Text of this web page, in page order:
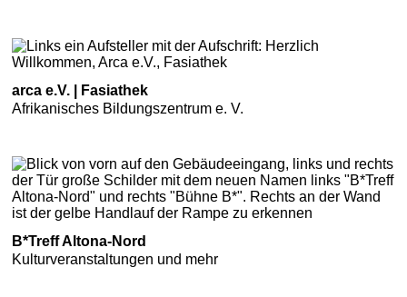
arca e.V. | Fasiathek
Afrikanisches Bildungszentrum e. V.
B*Treff Altona-Nord
Kulturveranstaltungen und mehr